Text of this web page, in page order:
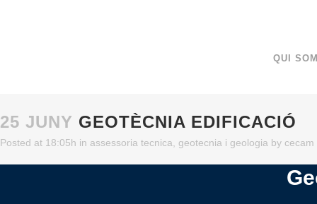
QUI
25 JUNY GEOTÈCNIA EDIFICACIÓ
Posted at 18:05h in assessoria tecnica geotecnia i geologia by cecam